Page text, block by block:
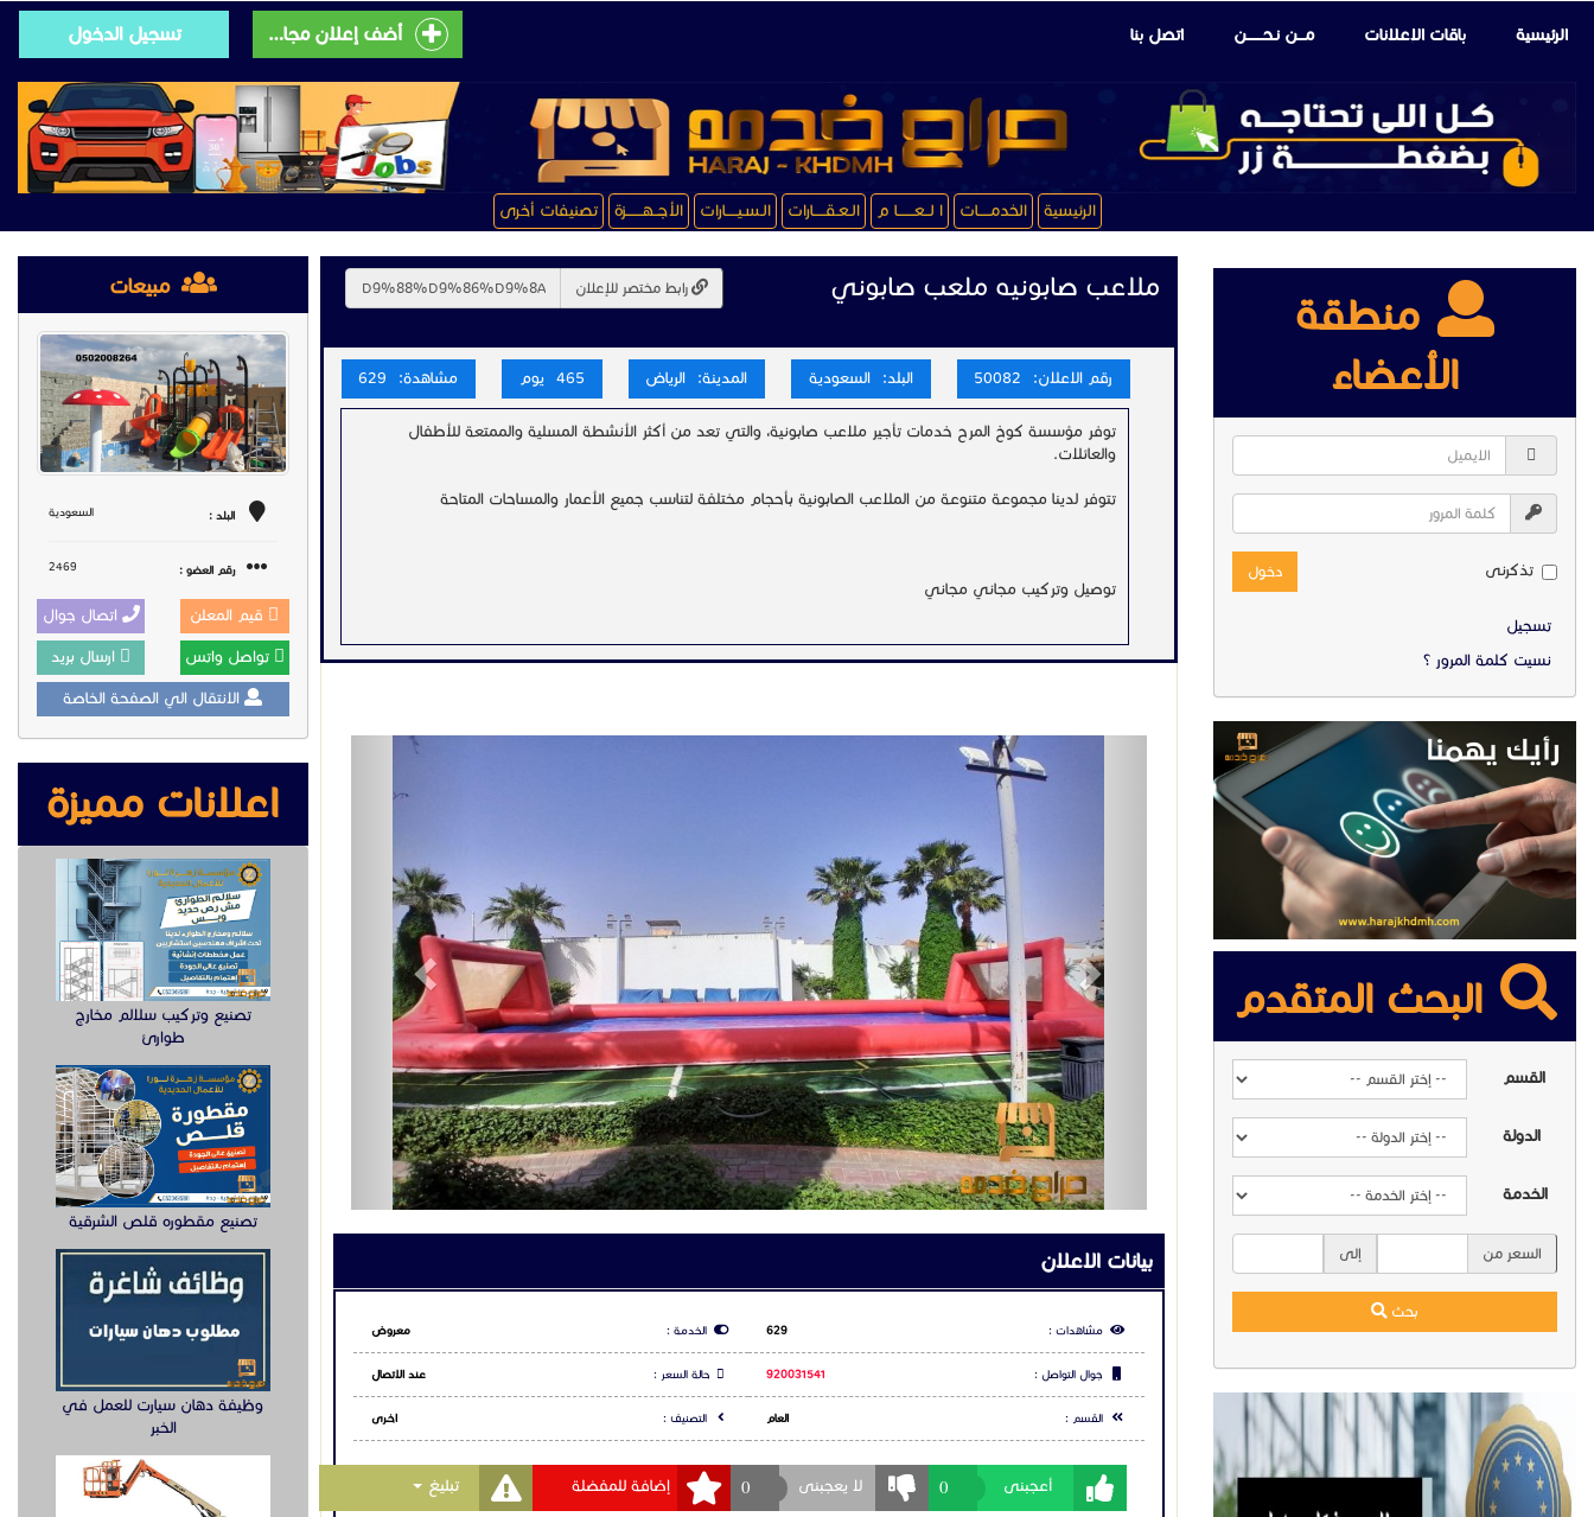
الرئيسية باقات الإعلانات مـــن نـحـــــــن اتصل بنا أضف إعلان مجانى تسجيل الدخول
الرئيسية الخدمـــــات ا لــعـــــــا م الـعـقـــــارات الـسـيـــــارات الأجــهـــــــزة تصنيفات أخرى
منطقة
الأعضاء
تذكرنى دخول
تسجيل
نسيت كلمة المرور ؟
البحث المتقدم
القسم
الدولة
الخدمة
السعر من إلى
بحث
ملاعب صابونيه ملعب صابوني رابط مختصر للإعلان
رقم الاعلان: 50082 البلد: السعودية المدينة: الرياض 465 يوم مشاهدة: 629
توفر مؤسسة كوخ المرح خدمات تأجير ملاعب صابونية، والتي تعد من أكثر الأنشطة المسلية والممتعة للأطفال
والعائلات.
تتوفر لدينا مجموعة متنوعة من الملاعب الصابونية بأحجام مختلفة لتناسب جميع الأعمار والمساحات المتاحة
توصيل وتركيب مجاني مجاني
بيانات الاعلان
920031541 عند الاتصال
القسم : العام التصنيف : اخـرى
أعجبنى 0 لا يعجبنى 0 إضافة للمفضلة تبليغ Toggle Dropdown
مشاركة الاعلان
شارك عبر فيس بوك شارك عبر تويتر شارك عبر واتساب
التعليقات
لا يوجد تعليقات لهذا الاعلان كن انت اول تعليق
مبيعات
البلد : السعودية
رقم العضو : 2469
قيم المعلن اتصال جوال
تواصل واتس ارسال بريد
الانتقال الي الصفحة الخاصة
اعلانات مميزة
تصنيع وتركيب سلالم مخارج
طوارئ
تصنيع مقطوره قلص الشرقية
وظيفة دهان سيارت للعمل في
الخبر